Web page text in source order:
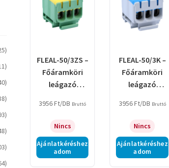
FLEAL-50/3ZS –
Főáramköri
leágazó
szerelhető,
3956Ft/DB Bruttó
Nincs
Ajánlatkéréshez
adom
FLEAL-50/3K –
Főáramköri
leágazó
szerelhető, kék
3956Ft/DB Bruttó
Nincs
Ajánlatkéréshez
adom